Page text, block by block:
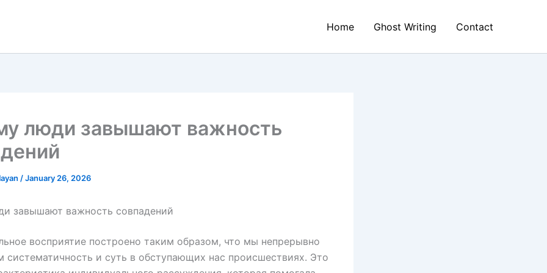
Home Ghost Writing Contact
люди завышают важность
/January 26, 2026
завышают важность совпадений
восприятие построено таким образом, что мы непрерывно
систематичность и суть в обступающих нас происшествиях. Это